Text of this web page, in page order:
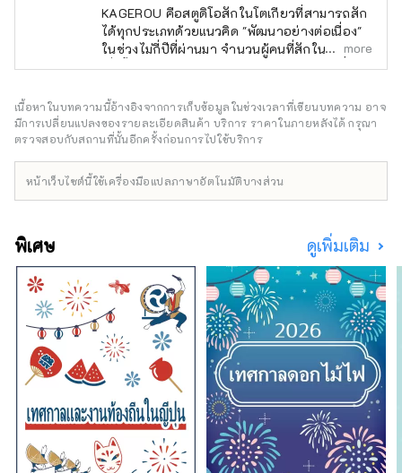
KAGEROU คือสตูดิโอสักในโตเกียวที่สามารถสัก
ได้ทุกประเภทด้วยแนวคิด "พัฒนาอย่างต่อเนื่อง"
ในช่วงไม่กี่ปีที่ผ่านมา จำนวนผู้คนที่สักในญี่ปุ่น
เพิ่มขึ้น และผู้คนจากหลากหลายรุ่นต่างใช้ร้านสัก
ความอ่อนไหวของคนญี่ปุ่นและวัฒนธรรมญี่ปุ่น
เช่น อะนิเมะและมังงะยังได้รับความนิยมจากผู้คน
จากต่างประเทศ และผู้คนจำนวนมากมาที่
more
เนื้อหาในบทความนี้อ้างอิงจากการเก็บข้อมูลในช่วงเวลาที่เขียนบทความ อาจ
มีการเปลี่ยนแปลงของรายละเอียดสินค้า บริการ ราคาในภายหลังได้ กรุณา
ตรวจสอบกับสถานที่นั้นอีกครั้งก่อนการไปใช้บริการ
หน้าเว็บไซต์นี้ใช้เครื่องมือแปลภาษาอัตโนมัติบางส่วน
พิเศษ ดูเพิ่มเติม